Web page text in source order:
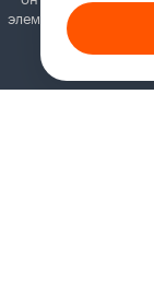
элементы. Добавьте